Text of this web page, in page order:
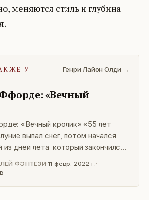
меняются стиль и глубина
У
Генри Лайон Олди →
«Вечный
«Вечный кролик» «55 лет
выпал снег, потом начался
дней лета, который закончился
В радиусе 16 миль заржавела
фольга, а стекло стало
ФЭНТЕЗИ·11 февр. 2022 г.·